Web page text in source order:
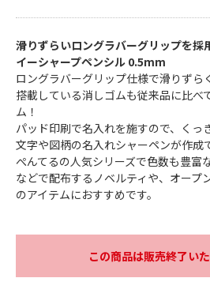
ぺんてる ドット・イ
0.5mmの商品仕様
品番
AZ125-AN
AZ125-DN
AZ125-PN
AZ125PNW
AZ125SNW
本体カラー
7色より選択
最小ロット
100本
滑りずらいロングラバーグリップを採
イーシャープペンシル 0.5mm
ロングラバーグリップ仕様で滑りずら
搭載している消しゴムも従来品に比べ
ム！
パッド印刷で名入れを施すので、くっ
文字や図柄の名入れシャーペンが作成
ぺんてるの人気シリーズで色数も豊富
などで配布するノベルティや、オープ
のアイテムにおすすめです。
この商品は販売終了いた